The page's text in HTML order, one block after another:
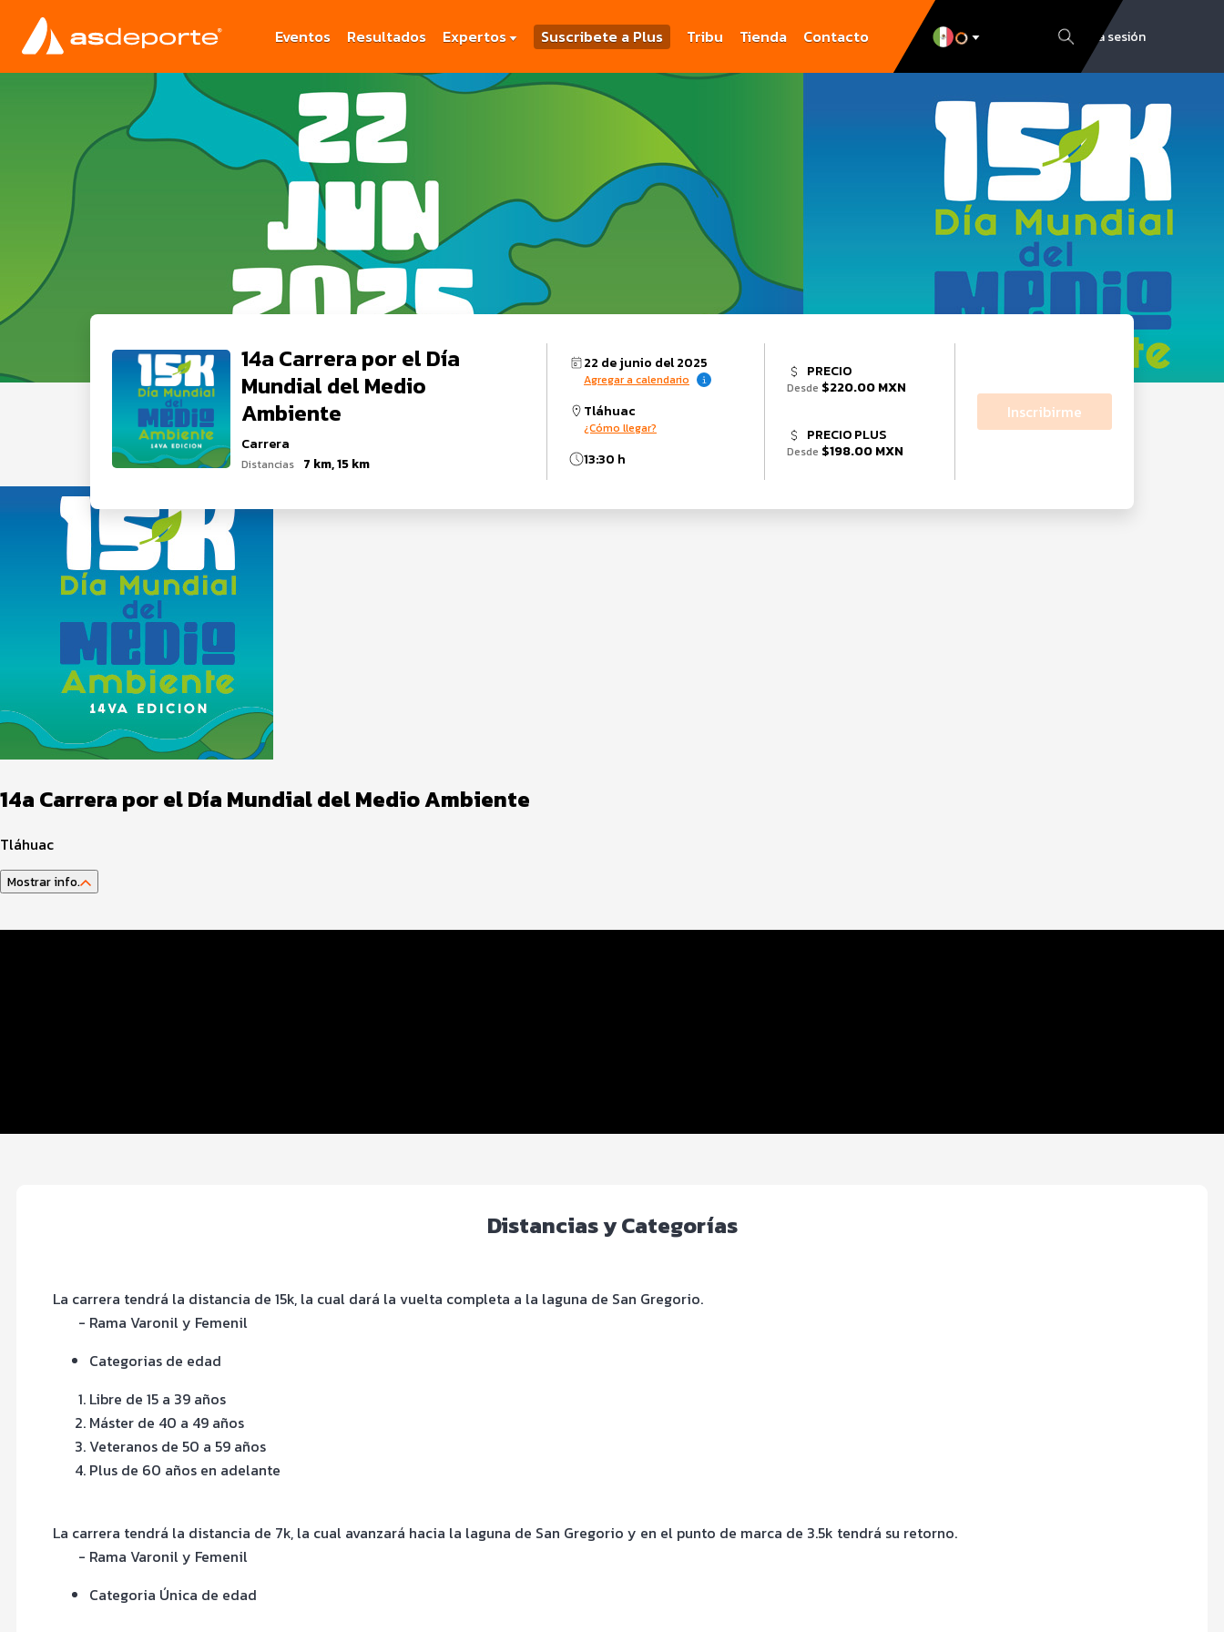
Eventos Resultados Expertos Suscribete a Plus Tribu Tienda Contacto Inicia sesión
14a Carrera por el Día
Mundial del Medio
Ambiente
Carrera
Distancias 7 km, 15 km
22 de junio del 2025
Agregar a calendario
Tláhuac
¿Cómo llegar?
13:30 h
PRECIO
Desde $220.00 MXN
PRECIO PLUS
Desde $198.00 MXN
Inscribirme
14a Carrera por el Día Mundial del Medio Ambiente
Tláhuac
Mostrar info.
Distancias y Categorías
La carrera tendrá la distancia de 15k, la cual dará la vuelta completa a la laguna de San Gregorio.
- Rama Varonil y Femenil
Categorias de edad
Libre de 15 a 39 años
Máster de 40 a 49 años
Veteranos de 50 a 59 años
Plus de 60 años en adelante
La carrera tendrá la distancia de 7k, la cual avanzará hacia la laguna de San Gregorio y en el punto de marca de 3.5k tendrá su retorno.
- Rama Varonil y Femenil
Categoria Única de edad